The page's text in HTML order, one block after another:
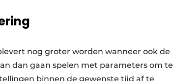
nog groter worden wanneer ook de
dan gaan spelen met parameters om te
binnen de gewenste tijd af te